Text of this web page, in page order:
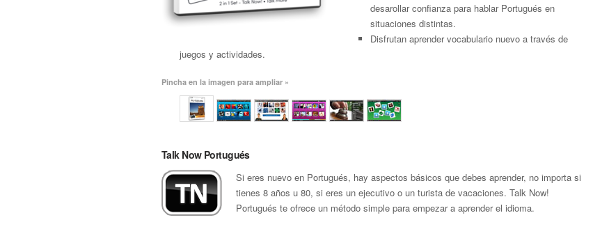
desarollar confianza para hablar Portugués en
situaciones distintas.
Disfrutan aprender vocabulario nuevo a través de
juegos y actividades.
Pincha en la imagen para ampliar »
Talk Now Portugués
Si eres nuevo en Portugués, hay aspectos básicos que debes aprender, no importa si
tienes 8 años u 80, si eres un ejecutivo o un turista de vacaciones. Talk Now!
Portugués te ofrece un método simple para empezar a aprender el idioma.